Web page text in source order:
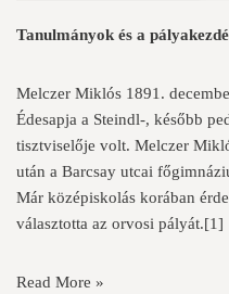
Tanulmányok és a
Melczer Miklós 1891.
Édesapja a Steindl-, később
tisztviselője volt. Melczer
után a Barcsay utcai
Már középiskolás korában
választotta az orvosi pályát.[1]
Read More »